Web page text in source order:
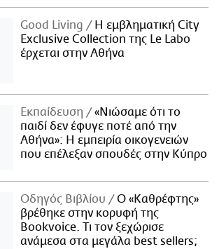
Good Living
Η εμβληματική City
Exclusive Collection της Le Labo
έρχεται στην Αθήνα
Εκπαίδευση
«Νιώσαμε ότι το
παιδί δεν έφυγε ποτέ από την
Αθήνα»: Η εμπειρία οικογενειών
που επέλεξαν σπουδές στην Κύπρο
Οδηγός Βιβλίου
Ο «Καθρέφτης»
βρέθηκε στην κορυφή της
Bookvoice. Τι τον ξεχώρισε
ανάμεσα στα μεγάλα best sellers;